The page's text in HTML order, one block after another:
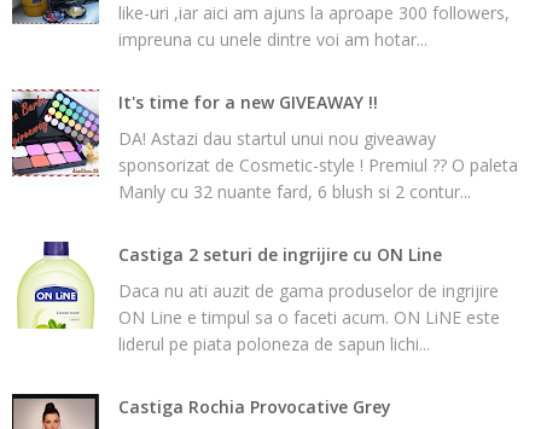
like-uri ,iar aici am ajuns la aproape 300 followers,
impreuna cu unele dintre voi am hotar...
It's time for a new GIVEAWAY !!
DA! Astazi dau startul unui nou giveaway
sponsorizat de Cosmetic-style ! Premiul ?? O paleta
Manly cu 32 nuante fard, 6 blush si 2 contur...
Castiga 2 seturi de ingrijire cu ON Line
Daca nu ati auzit de gama produselor de ingrijire
ON Line e timpul sa o faceti acum. ON LiNE este
liderul pe piata poloneza de sapun lichi...
Castiga Rochia Provocative Grey